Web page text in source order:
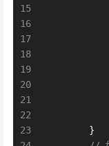
15
16
17
18
19
20
21
22
23
        }